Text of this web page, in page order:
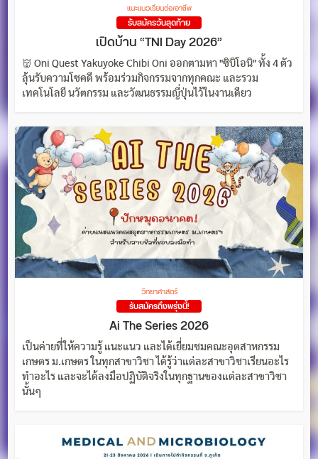
แนะแนวเรียนต่อ/อาชีพ
รับสมัครวันสุดท้าย
เปิดบ้าน “TNI Day 2026”
👹 Oni Quest Yakuyoke Chibi Oni ออกตามหา "ชิบิโอนิ" ทั้ง 4 ตัว
ลุ้นรับความโชคดี พร้อมร่วมกิจกรรมจากทุกคณะ และรวม
เทคโนโลยี นวัตกรรม และวัฒนธรรมญี่ปุ่นไว้ในงานเดียว
วิทยาศาสตร์
รับสมัครถึงพรุ่งนี้!
Ai The Series 2026
เป็นค่ายที่ให้ความรู้ แนะแนว และได้เยี่ยมชมคณะอุตสาหกรรม
เกษตร ม.เกษตร ในทุกสาขาวิชา ได้รู้ว่าแต่ละสาขาวิชาเรียนอะไร
ทำอะไร และจะได้ลงมือปฏิบัติจริงในทุกฐานของแต่ละสาขาวิชา
นั้นๆ